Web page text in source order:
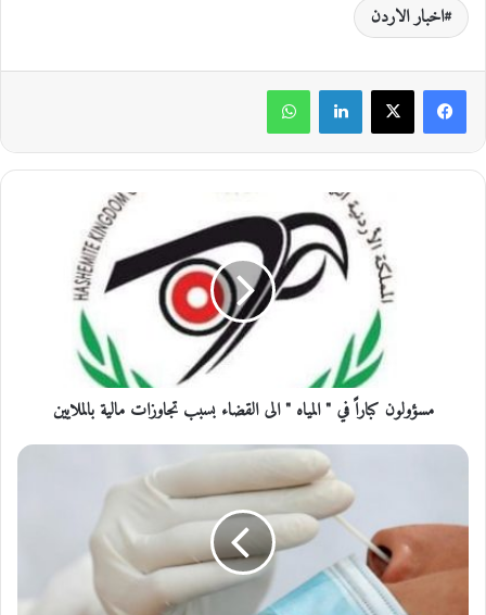
اخبار الاردن
لينكدإن واتساب
تجاوزات
بالملايين
مسؤولون كباراً في " المياه " الى القضاء بسبب تجاوزات مالية بالملايين
45
حالة
اصابة
بفيروس